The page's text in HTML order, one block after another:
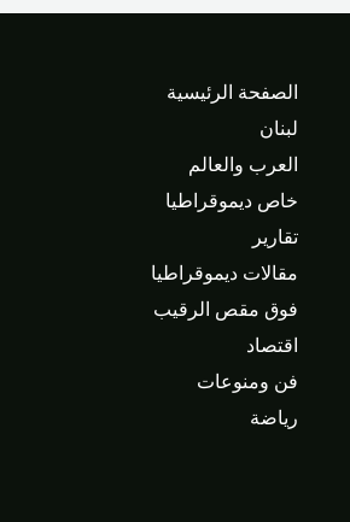
الصفحة الرئيسية
لبنان
العرب والعالم
خاص ديموقراطيا
تقارير
مقالات ديموقراطيا
فوق مقص الرقيب
اقتصاد
فن ومنوعات
رياضة